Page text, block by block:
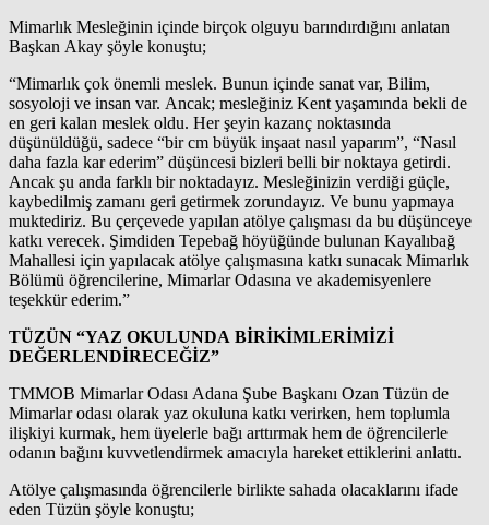
Mimarlık Mesleğinin içinde birçok olguyu barındırdığını anlatan
Başkan Akay şöyle konuştu;
“Mimarlık çok önemli meslek. Bunun içinde sanat var, Bilim,
sosyoloji ve insan var. Ancak; mesleğiniz Kent yaşamında bekli de
en geri kalan meslek oldu. Her şeyin kazanç noktasında
düşünüldüğü, sadece “bir cm büyük inşaat nasıl yaparım”, “Nasıl
daha fazla kar ederim” düşüncesi bizleri belli bir noktaya getirdi.
Ancak şu anda farklı bir noktadayız. Mesleğinizin verdiği güçle,
kaybedilmiş zamanı geri getirmek zorundayız. Ve bunu yapmaya
muktediriz. Bu çerçevede yapılan atölye çalışması da bu düşünceye
katkı verecek. Şimdiden Tepebağ höyüğünde bulunan Kayalıbağ
Mahallesi için yapılacak atölye çalışmasına katkı sunacak Mimarlık
Bölümü öğrencilerine, Mimarlar Odasına ve akademisyenlere
teşekkür ederim.”
TÜZÜN “YAZ OKULUNDA BİRİKİMLERİMİZİ
DEĞERLENDİRECEĞİZ”
TMMOB Mimarlar Odası Adana Şube Başkanı Ozan Tüzün de
Mimarlar odası olarak yaz okuluna katkı verirken, hem toplumla
ilişkiyi kurmak, hem üyelerle bağı arttırmak hem de öğrencilerle
odanın bağını kuvvetlendirmek amacıyla hareket ettiklerini anlattı.
Atölye çalışmasında öğrencilerle birlikte sahada olacaklarını ifade
eden Tüzün şöyle konuştu;